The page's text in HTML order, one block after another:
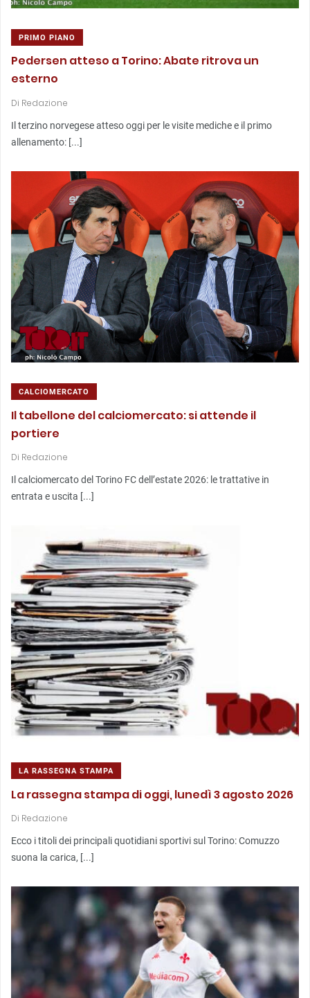
PRIMO PIANO
Pedersen atteso a Torino: Abate ritrova un
esterno
Di Redazione
Il terzino norvegese atteso oggi per le visite mediche e il primo
allenamento: [...]
CALCIOMERCATO
Il tabellone del calciomercato: si attende il
portiere
Di Redazione
Il calciomercato del Torino FC dell’estate 2026: le trattative in
entrata e uscita [...]
LA RASSEGNA STAMPA
La rassegna stampa di oggi, lunedì 3 agosto 2026
Di Redazione
Ecco i titoli dei principali quotidiani sportivi sul Torino: Comuzzo
suona la carica, [...]